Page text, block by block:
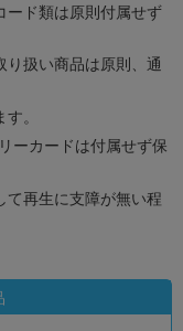
ード類は原則付属せず
扱い商品は原則、通
。
ーカードは付属せず保
て再生に支障が無い程